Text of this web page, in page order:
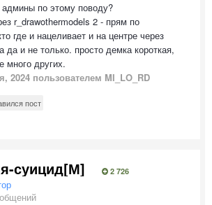
по этому поводу?
r_drawothermodels 2 - прям по
где и нацеливает и на центре через
да и не только. просто демка короткая,
много других.
2024 пользователем MI_LO_RD
пост
суицид[М] 2 726